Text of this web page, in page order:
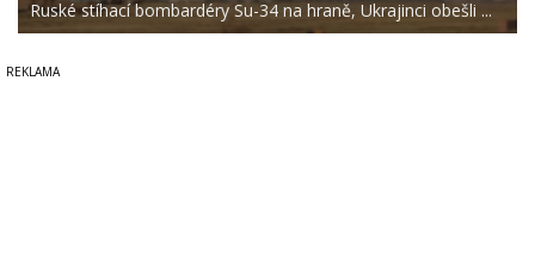
Ruské stíhací bombardéry Su-34 na hraně, Ukrajinci obešli ...